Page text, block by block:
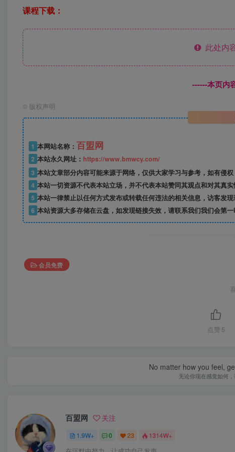
课程下载：
此处内
------本页内
© 版权声明
1 本网站名称： 百盟网
2 本站永久网址： https://www.bmwcy.com/
3 本站文章部分内容可能来源于网络，仅供大家学习与参考，如有侵权
4 本站一切资源不代表本站立场，并不代表本站赞同其观点和对其真实
5 本站一律禁止以任何方式发布或转载任何违法的相关信息，访客发
6 本站资源大多存储在云盘，如发现链接失效，请联系我们我们会第一
会员免费
点赞 5
No matter how you feel,
无论你现在感觉如何
百盟网 关注
1.9W+ 0 23 1314W+